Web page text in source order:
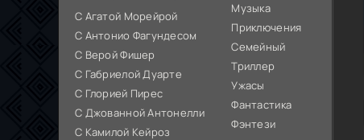
С Агатой Морейрой
С Антонио Фагундесом
С Верой Фишер
С Габриелой Дуарте
С Глорией Пирес
С Джованной Антонелли
С Камилой Кейроз
Музыка
Приключения
Семейный
Триллер
Ужасы
Фантастика
Фэнтези